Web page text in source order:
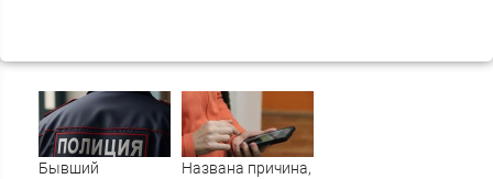
Бывший
Названа причина,